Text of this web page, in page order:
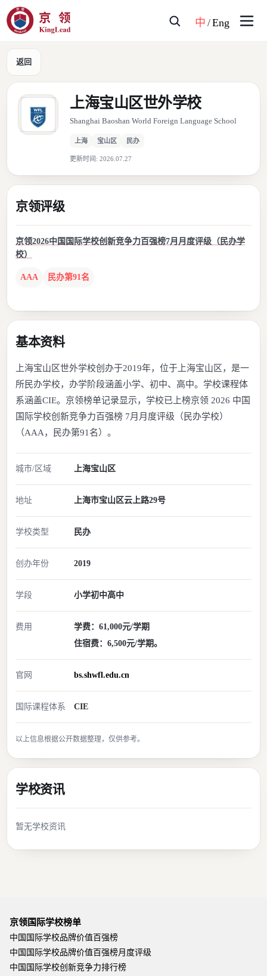
中 /Eng
返回
上海宝山区世外学校
Shanghai Baoshan World Foreign Language School
上海 宝山区 民办
更新时间: 2026.07.27
京领评级
京领2026中国国际学校创新竞争力百强榜7月月度评级（民办学
校）
AAA 民办第91名
基本资料
上海宝山区世外学校创办于2019年，位于上海宝山区，是一
所民办学校，办学阶段涵盖小学、初中、高中。学校课程体
系涵盖CIE。京领榜单记录显示，学校已上榜京领 2026 中国
国际学校创新竞争力百强榜 7月月度评级（民办学校）
（AAA，民办第91名）。
城市/区域 上海宝山区
地址 上海市宝山区云上路29号
学校类型 民办
创办年份 2019
学段 小学初中高中
费用
学费：61,000元/学期
住宿费：6,500元/学期。
官网 bs.shwfl.edu.cn
国际课程体系 CIE
以上信息根据公开数据整理，仅供参考。
学校资讯
暂无学校资讯
京领国际学校榜单
中国国际学校品牌价值百强榜
中国国际学校品牌价值百强榜月度评级
中国国际学校创新竞争力排行榜